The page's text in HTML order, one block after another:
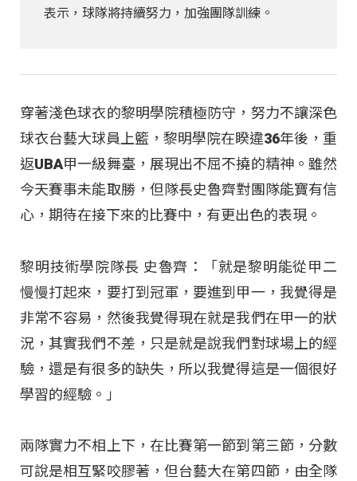
表示，球隊將持續努力，加強團隊訓練。
穿著淺色球衣的黎明學院積極防守，努力不讓深色
球衣台藝大球員上籃，黎明學院在睽違36年後，重
返UBA甲一級舞臺，展現出不屈不撓的精神。雖然
今天賽事未能取勝，但隊長史魯齊對團隊能寶有信
心，期待在接下來的比賽中，有更出色的表現。
黎明技術學院隊長 史魯齊：「就是黎明能從甲二
慢慢打起來，要打到冠軍，要進到甲一，我覺得是
非常不容易，然後我覺得現在就是我們在甲一的狀
況，其實我們不差，只是就是說我們對球場上的經
驗，還是有很多的缺失，所以我覺得這是一個很好
學習的經驗。」
兩隊實力不相上下，在比賽第一節到第三節，分數
可說是相互緊咬膠著，但台藝大在第四節，由全隊